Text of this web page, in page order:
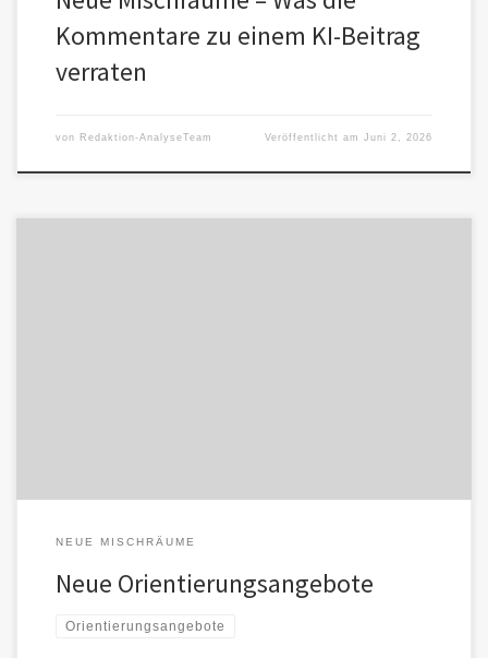
Kommentare zu einem KI-Beitrag
verraten
von Redaktion-AnalyseTeam Veröffentlicht amJuni 2, 2026
NEUE MISCHRÄUME
Neue Orientierungsangebote
Orientierungsangebote